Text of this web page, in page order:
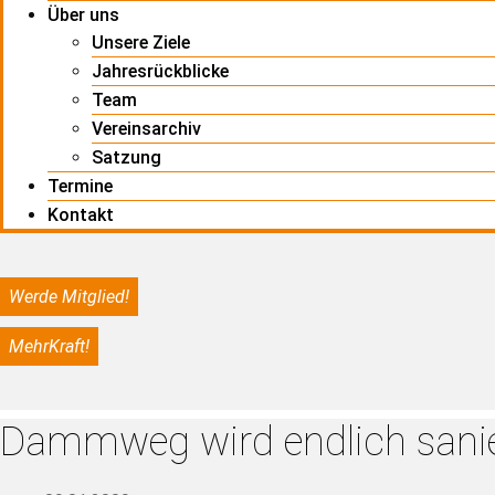
Über uns
Unsere Ziele
Jahresrückblicke
Team
Vereinsarchiv
Satzung
Termine
Kontakt
Werde Mitglied!
MehrKraft!
Dammweg wird endlich